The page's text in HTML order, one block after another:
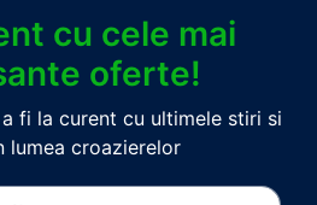
cu cele mai
oferte!
fi la curent cu ultimele stiri si
lumea croazierelor